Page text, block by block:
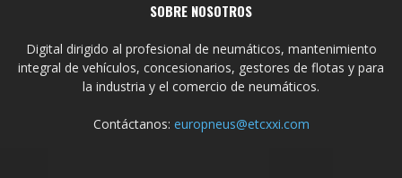
SOBRE NOSOTROS
Digital dirigido al profesional de neumáticos, mantenimiento
integral de vehículos, concesionarios, gestores de flotas y para
la industria y el comercio de neumáticos.
Contáctanos: europneus@etcxxi.com